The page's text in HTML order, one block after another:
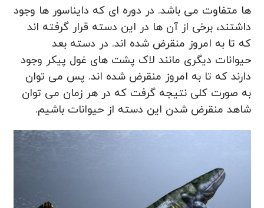
ها متفاوت می باشد. در دوره ای که دایناسور ها وجود
داشتند، برخی از آن ها در این دسته قرار گرفته اند
که تا به امروز منقرض شده اند. در دسته بعد
حیوانات دیگری مانند لاک پشت های غول پیکر وجود
دارند که تا به امروز منقرض شده اند. پس می توان
به صورت کلی نتیجه گرفت که در هر زمان می توان
شاهد منقرض شدن این دسته از حیوانات باشیم.